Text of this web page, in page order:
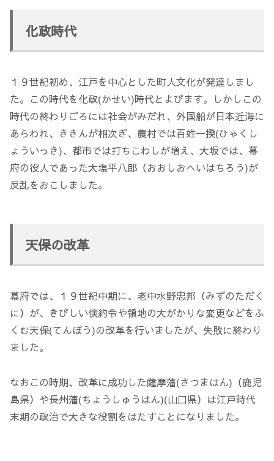
化政時代
１９世紀初め、江戸を中心とした町人文化が発達しまし
た。この時代を化政(かせい)時代とよびます。しかしこの
時代の終わりごろには社会がみだれ、外国船が日本近海に
あらわれ、ききんが相次ぎ、農村では百姓一揆(ひゃくし
ょういっき)、都市では打ちこわしが増え、大坂では、幕
府の役人であった大塩平八郎（おおしおへいはちろう)が
反乱をおこしました。
天保の改革
幕府では、１９世紀中期に、老中水野忠邦（みずのただく
に）が、きびしい倹約令や領地の大がかりな変更などをふ
くむ天保(てんぽう)の改革を行いましたが、失敗に終わり
ました。
なおこの時期、改革に成功した薩摩藩(さつまはん)（鹿児
島県）や長州藩(ちょうしゅうはん)(山口県）は江戸時代
末期の政治で大きな役割をはたすことになりました。